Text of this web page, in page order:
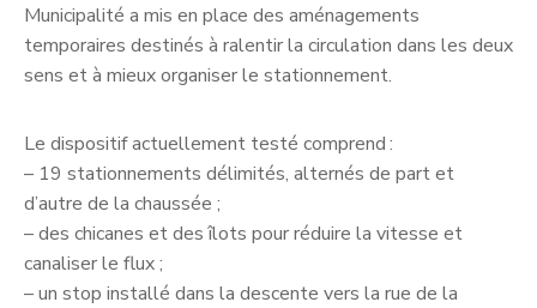
Municipalité a mis en place des aménagements
temporaires destinés à ralentir la circulation dans les deux
sens et à mieux organiser le stationnement.
Le dispositif actuellement testé comprend :
– 19 stationnements délimités, alternés de part et
d’autre de la chaussée ;
– des chicanes et des îlots pour réduire la vitesse et
canaliser le flux ;
– un stop installé dans la descente vers la rue de la